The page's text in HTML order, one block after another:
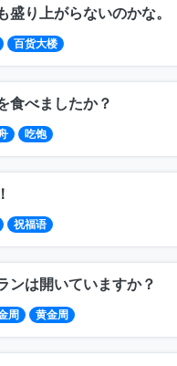
盛り上がらないのかな。
百货大楼
食べましたか？
吃饱
祝福语
ンは開いていますか？
周 黄金周